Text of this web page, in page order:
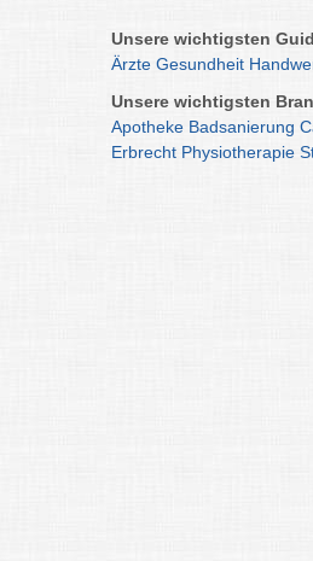
Unsere wichtigsten
Ärzte Gesundheit
Unsere wichtigsten
Apotheke Badsanierung
Erbrecht Physiotherapie